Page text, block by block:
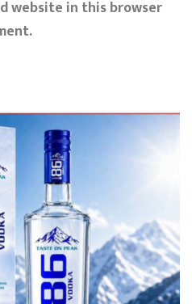
website in this browser